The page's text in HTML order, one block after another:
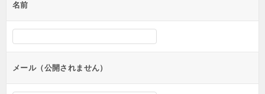
ー
シ
ン
名前
メール（公開されません）